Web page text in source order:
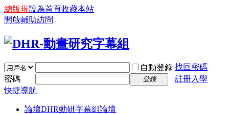
總版規設為首頁收藏本站
開啟輔助訪問
自動登錄 找回密碼
密碼
登錄
註冊入學
快捷導航
論壇DHR動研字幕組論壇